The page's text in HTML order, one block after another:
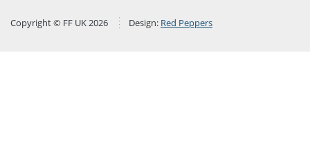
Copyright © FF UK 2026 Design: Red Peppers